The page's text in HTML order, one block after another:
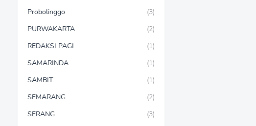
Probolinggo
(3)
PURWAKARTA
(2)
REDAKSI PAGI
(1)
SAMARINDA
(1)
SAMBIT
(1)
SEMARANG
(2)
SERANG
(3)